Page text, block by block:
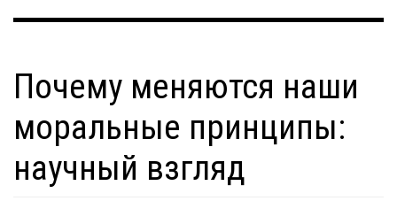
Почему меняются наши
моральные принципы:
научный взгляд